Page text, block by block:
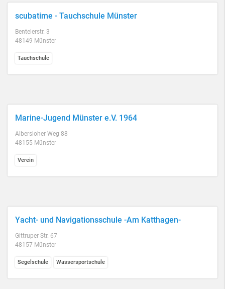
scubatime - Tauchschule Münster
Bentelerstr. 3
48149 Münster
Tauchschule
Marine-Jugend Münster e.V. 1964
Albersloher Weg 88
48155 Münster
Verein
Yacht- und Navigationsschule -Am Katthagen-
Gittruper Str. 67
48157 Münster
Segelschule Wassersportschule